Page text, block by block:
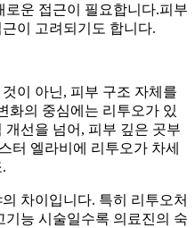
운 접근이 필요합니다.피부
이 고려되기도 합니다.
이 아닌, 피부 구조 자체를
화의 중심에는 리투오가 있
선을 넘어, 피부 깊은 곳부
터 엘라비에 리투오가 차세
차이입니다. 특히 리투오처
능 시술일수록 의료진의 숙